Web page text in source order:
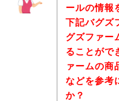
ールの情報
下記バグズ
グズファー
ることがで
ァームの商
などを参考
か？